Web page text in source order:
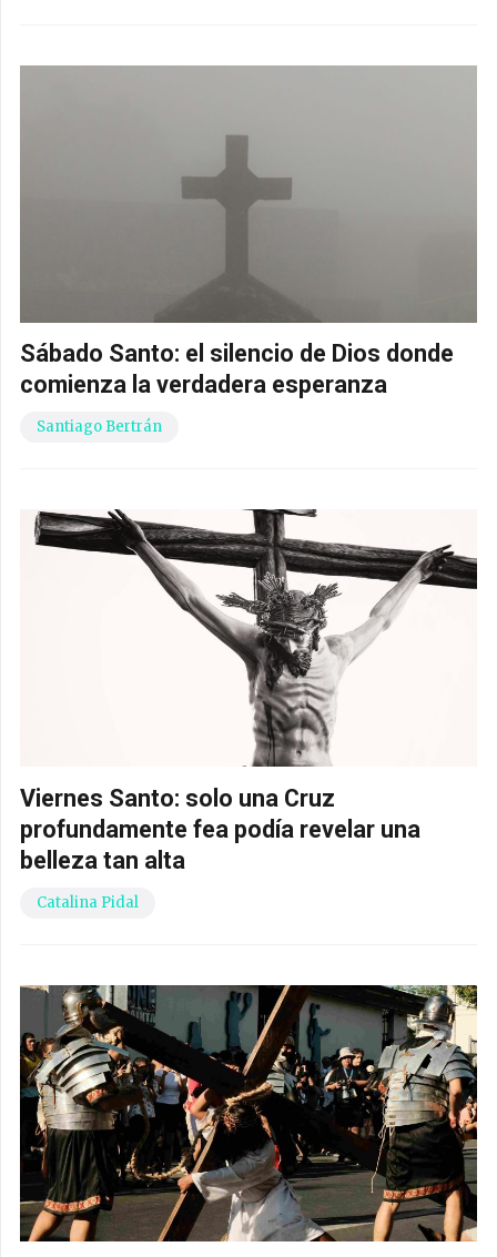
Sábado Santo: el silencio de Dios donde
comienza la verdadera esperanza
Santiago Bertrán
Viernes Santo: solo una Cruz
profundamente fea podía revelar una
belleza tan alta
Catalina Pidal